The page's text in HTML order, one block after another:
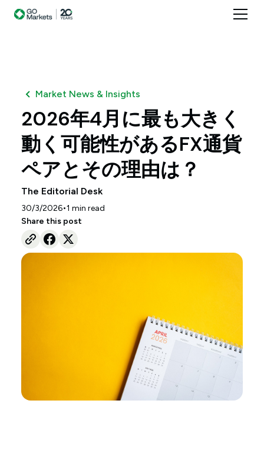
Market News & Insights
2026年4月に最も大きく
動く可能性があるFX通貨
ペアとその理由は？
The Editorial Desk
30/3/2026•1 min read
Share this post